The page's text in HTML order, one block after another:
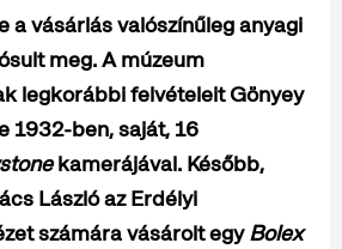
a vásárlás valószínűleg anyagi
meg. A múzeum
legkorábbi felvételeit Gönyey
1932-ben, saját, 16
kamerájával. Később,
László az Erdélyi
számára vásárolt egyBolex